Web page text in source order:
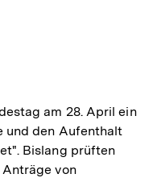
am 28. April ein
und den Aufenthalt
Bislang prüften
von